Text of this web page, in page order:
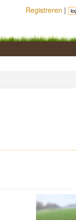
Registreren |